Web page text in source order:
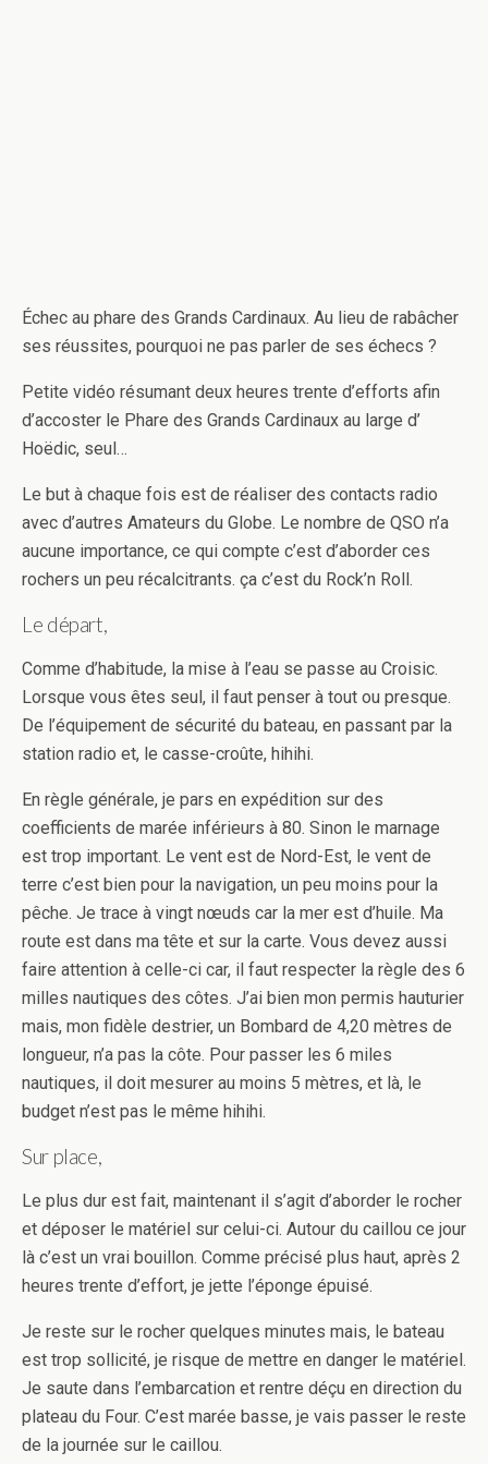
Échec au phare des Grands Cardinaux. Au lieu de rabâcher
ses réussites, pourquoi ne pas parler de ses échecs ?
Petite vidéo résumant deux heures trente d’efforts afin
d’accoster le Phare des Grands Cardinaux au large d’
Hoëdic, seul…
Le but à chaque fois est de réaliser des contacts radio
avec d’autres Amateurs du Globe. Le nombre de QSO n’a
aucune importance, ce qui compte c’est d’aborder ces
rochers un peu récalcitrants. ça c’est du Rock’n Roll.
Le départ,
Comme d’habitude, la mise à l’eau se passe au Croisic.
Lorsque vous êtes seul, il faut penser à tout ou presque.
De l’équipement de sécurité du bateau, en passant par la
station radio et, le casse-croûte, hihihi.
En règle générale, je pars en expédition sur des
coefficients de marée inférieurs à 80. Sinon le marnage
est trop important. Le vent est de Nord-Est, le vent de
terre c’est bien pour la navigation, un peu moins pour la
pêche. Je trace à vingt nœuds car la mer est d’huile. Ma
route est dans ma tête et sur la carte. Vous devez aussi
faire attention à celle-ci car, il faut respecter la règle des 6
milles nautiques des côtes. J’ai bien mon permis hauturier
mais, mon fidèle destrier, un Bombard de 4,20 mètres de
longueur, n’a pas la côte. Pour passer les 6 miles
nautiques, il doit mesurer au moins 5 mètres, et là, le
budget n’est pas le même hihihi.
Sur place,
Le plus dur est fait, maintenant il s’agit d’aborder le rocher
et déposer le matériel sur celui-ci. Autour du caillou ce jour
là c’est un vrai bouillon. Comme précisé plus haut, après 2
heures trente d’effort, je jette l’éponge épuisé.
Je reste sur le rocher quelques minutes mais, le bateau
est trop sollicité, je risque de mettre en danger le matériel.
Je saute dans l’embarcation et rentre déçu en direction du
plateau du Four. C’est marée basse, je vais passer le reste
de la journée sur le caillou.